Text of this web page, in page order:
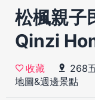
松楓親
Qinzi
收藏 268
地圖&週邊景點